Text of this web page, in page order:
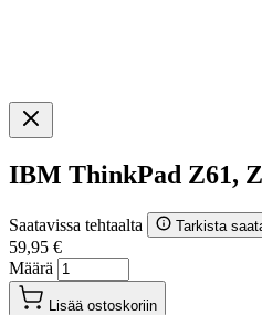
IBM ThinkPad Z61,
Saatavissa tehtaalta Tarkista
59,95 €
Määrä
Lisää ostoskoriin